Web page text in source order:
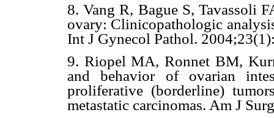
8. Vang R, Bague S, Tavassoli
ovary: Clinicopathologic
Int J Gynecol Pathol.
9. Riopel MA, Ronnet BM,
and behavior of ovarian
proliferative (borderline)
metastatic carcinomas. Am J